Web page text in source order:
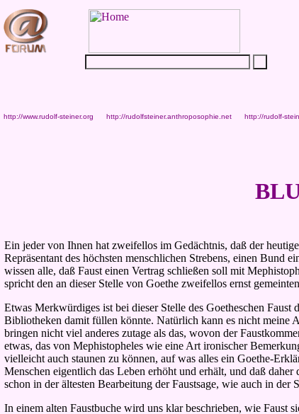
http://www.rudolf-steiner.org http://rudolfsteiner.anthroposophie.net http://rudolf-
Ein jeder von Ihnen hat zweifellos im Gedächtnis, daß der
Repräsentant des höchsten menschlichen Strebens, einen Bund
wissen alle, daß Faust einen Vertrag schließen soll mit
spricht den an dieser Stelle von Goethe zweifellos ernst
Etwas Merkwürdiges ist bei dieser Stelle des Goetheschen
Bibliotheken damit füllen könnte. Natürlich kann es nicht meine
bringen nicht viel anderes zutage als das, wovon der
etwas, das von Mephistopheles wie eine Art ironischer
vielleicht auch staunen zu können, auf was alles ein Goethe-
Menschen eigentlich das Leben erhöht und erhält, und daß
schon in der ältesten Bearbeitung der Faustsage, wie auch in der
In einem alten Faustbuche wird uns klar beschrieben, wie Faust